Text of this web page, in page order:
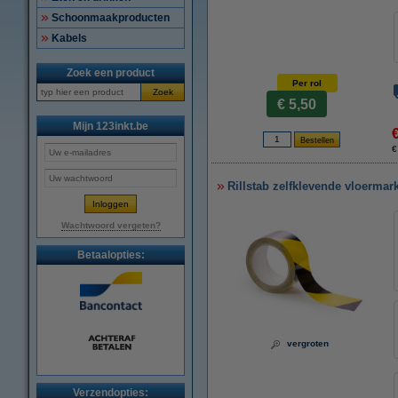
Schoonmaakproducten
Kabels
Zoek een product
Zoek
Mijn 123inkt.be
Wachtwoord vergeten?
Betaalopties:
Verzendopties:
Per rol
€ 5,50
Rillstab zelfklevende
vergroten